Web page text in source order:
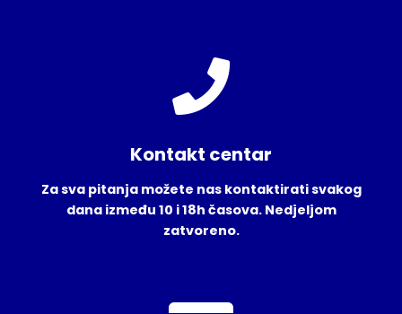
Kontakt centar
Za sva pitanja možete nas kontaktirati svakog
dana između 10 i 18h časova. Nedjeljom
zatvoreno.